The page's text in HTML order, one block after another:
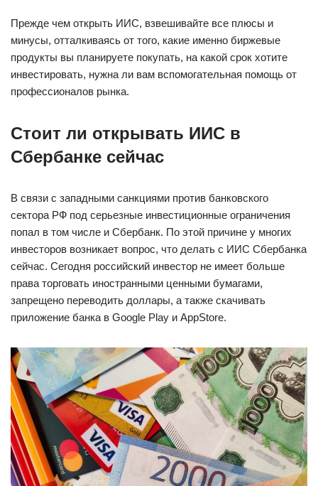
Прежде чем открыть ИИС, взвешивайте все плюсы и
минусы, отталкиваясь от того, какие именно биржевые
продукты вы планируете покупать, на какой срок хотите
инвестировать, нужна ли вам вспомогательная помощь от
профессионалов рынка.
Стоит ли открывать ИИС в
Сбербанке сейчас
В связи с западными санкциями против банковского
сектора РФ под серьезные инвестиционные ограничения
попал в том числе и Сбербанк. По этой причине у многих
инвесторов возникает вопрос, что делать с ИИС Сбербанка
сейчас. Сегодня российский инвестор не имеет больше
права торговать иностранными ценными бумагами,
запрещено переводить доллары, а также скачивать
приложение банка в Google Play и AppStore.